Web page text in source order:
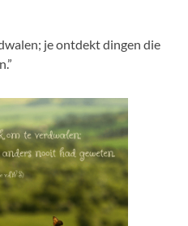
je ontdekt dingen die